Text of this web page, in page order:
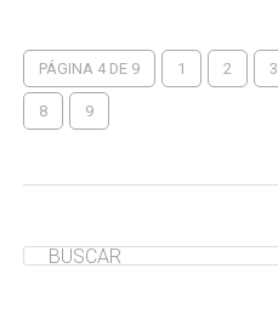
PÁGINA 4 DE 9 1 2 3
8 9